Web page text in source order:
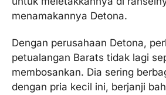
menamakannya Detona.
Dengan perusahaan Detona,
petualangan Barats tidak lagi
membosankan. Dia sering
dengan pria kecil ini, berjanji